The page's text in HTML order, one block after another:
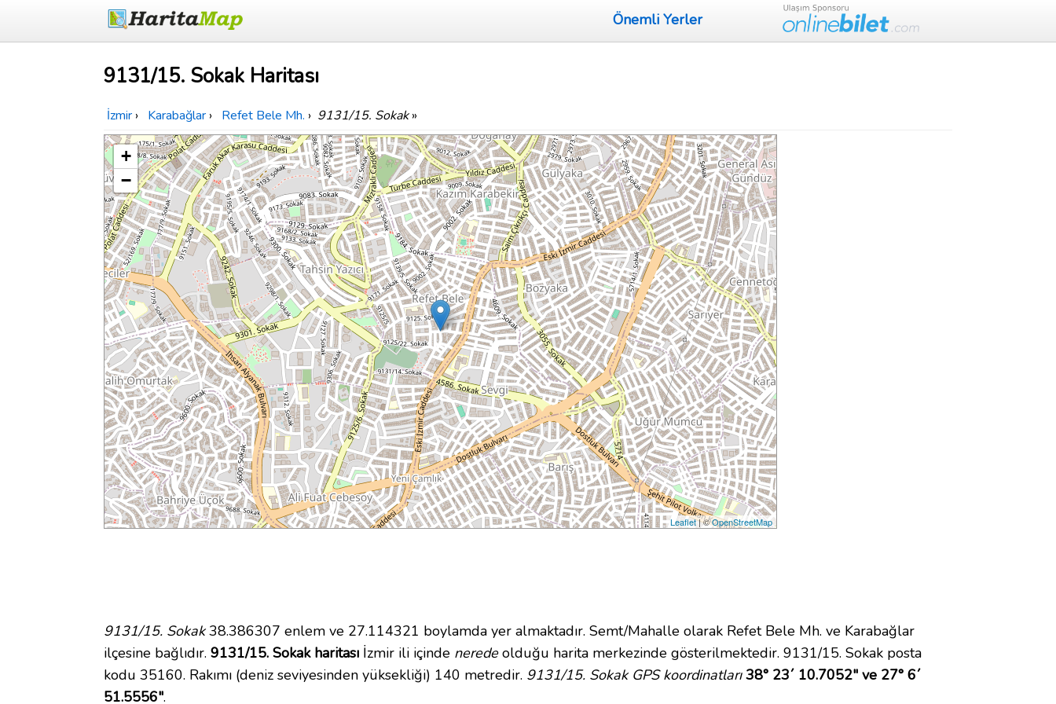
Önemli Yerler
9131/15. Sokak Haritası
İzmir › Karabağlar › Refet Bele Mh. › 9131/15. Sokak»
+
−
Leaflet| ©OpenStreetMap
9131/15. Sokak38.386307 enlem ve 27.114321 boylamda yer almaktadır. Semt/Mahalle olarak Refet Bele Mh. ve Karabağlar
ilçesine bağlıdır. 9131/15. Sokak haritası İzmir ili içinde neredeolduğu harita merkezinde gösterilmektedir. 9131/15. Sokak posta
kodu 35160. Rakımı (deniz seviyesinden yüksekliği) 140 metredir. 9131/15. Sokak GPS koordinatları 38° 23´ 10.7052" ve 27° 6´
51.5556".